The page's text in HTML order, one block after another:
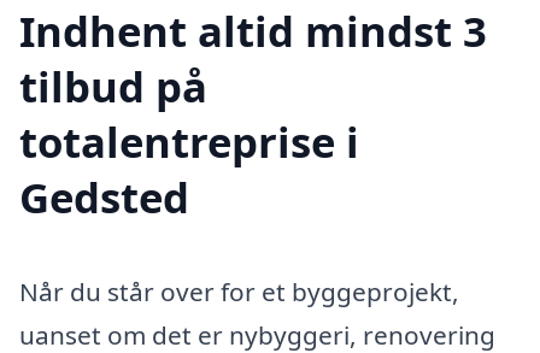
Indhent altid mindst 3
tilbud på
totalentreprise i
Gedsted
Når du står over for et byggeprojekt,
uanset om det er nybyggeri, renovering